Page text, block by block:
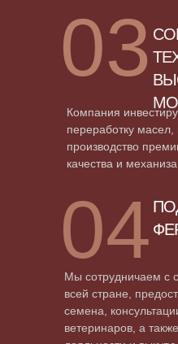
Мы сотрудничаем с
всей стране,
семена,
ветеринаров, а
04
Компания
переработку
производство
качества и
03